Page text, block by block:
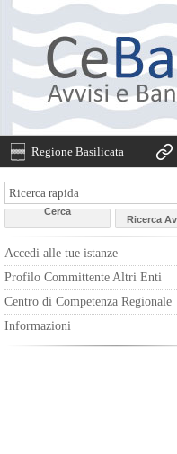
Regione Basilicata
Accedi alle tue istanze
Profilo Committente Altri Enti
Centro di Competenza Regionale
Informazioni